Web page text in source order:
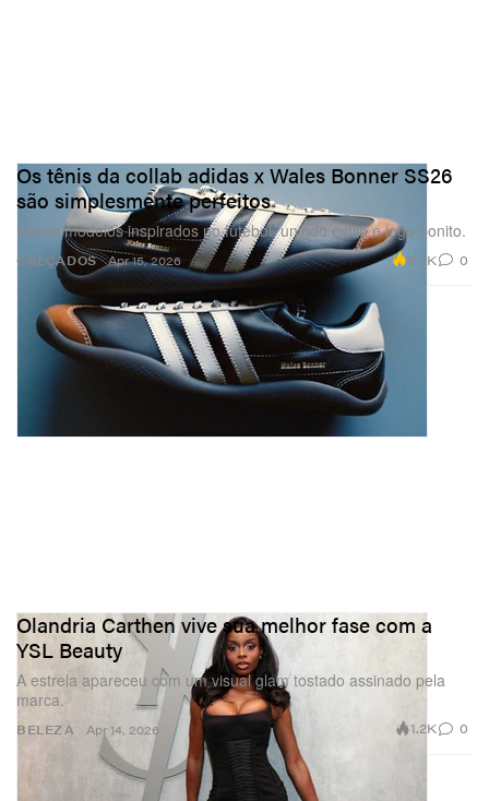
CALÇADOS
Os tênis da collab adidas x Wales Bonner SS26
são simplesmente perfeitos
Novos modelos inspirados no futebol, unindo estilo e jogo bonito.
Apr 15, 2026 8.2K 0
BELEZA
Olandria Carthen vive sua melhor fase com a
YSL Beauty
A estrela apareceu com um visual glam tostado assinado pela
marca.
Apr 14, 2026 1.2K 0